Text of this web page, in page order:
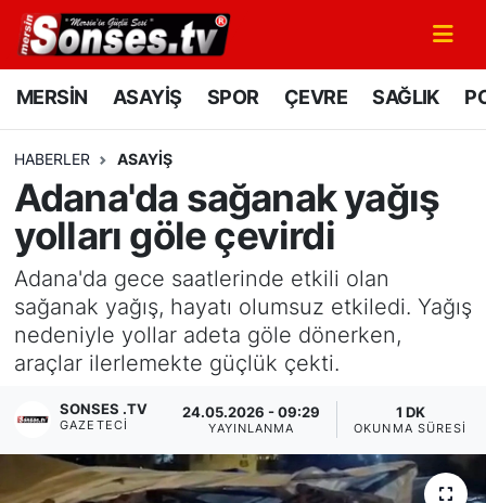
MERSİN ASAYİŞ SPOR ÇEVRE SAĞLIK
HABERLER ASAYİŞ
Adana'da sağanak yağış
yolları göle çevirdi
Adana'da gece saatlerinde etkili olan
sağanak yağış, hayatı olumsuz etkiledi. Yağış
nedeniyle yollar adeta göle dönerken,
araçlar ilerlemekte güçlük çekti.
SONSES .TV
GAZETECI
24.05.2026 - 09:29
YAYINLANMA
1 DK
OKUNMA SÜRESI
MERSİN
SPOR
GÜNÜN MANŞETİ
DÜNYA
KÜLTÜR - SANAT
MAGAZİN
SAĞLIK
Mersin Nöbetçi Eczaneler
Mersin Namaz Vakitleri
Mersin Trafik Yoğunluk Haritası
Süper Lig Puan Durumu ve Fikstür
Tüm Manşetler
Son Dakika Haberleri
Haber Arşivi